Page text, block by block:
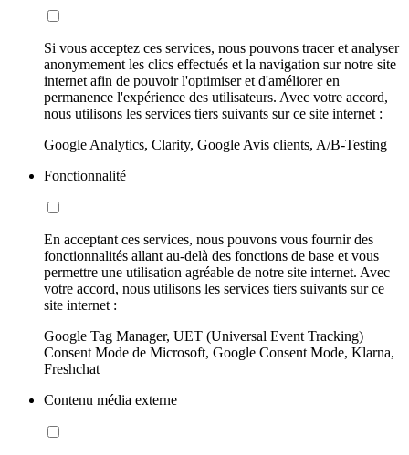
Si vous acceptez ces services, nous pouvons tracer et analyser
anonymement les clics effectués et la navigation sur notre site
internet afin de pouvoir l'optimiser et d'améliorer en
permanence l'expérience des utilisateurs. Avec votre accord,
nous utilisons les services tiers suivants sur ce site internet :
Google Analytics, Clarity, Google Avis clients, A/B-Testing
Fonctionnalité
En acceptant ces services, nous pouvons vous fournir des
fonctionnalités allant au-delà des fonctions de base et vous
permettre une utilisation agréable de notre site internet. Avec
votre accord, nous utilisons les services tiers suivants sur ce
site internet :
Google Tag Manager, UET (Universal Event Tracking)
Consent Mode de Microsoft, Google Consent Mode, Klarna,
Freshchat
Contenu média externe